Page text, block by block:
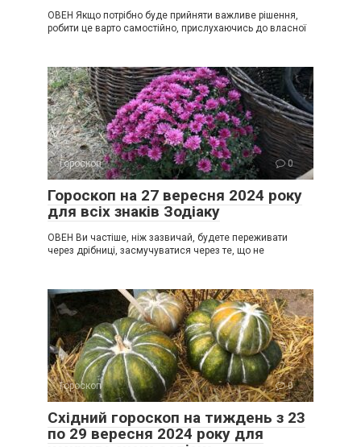
ОВЕН Якщо потрібно буде прийняти важливе рішення,
робити це варто самостійно, прислухаючись до власної
Гороскоп 0
Гороскоп на 27 вересня 2024 року
для всіх знаків Зодіаку
ОВЕН Ви частіше, ніж зазвичай, будете переживати
через дрібниці, засмучуватися через те, що не
Гороскоп 0
Східний гороскоп на тиждень з 23
по 29 вересня 2024 року для